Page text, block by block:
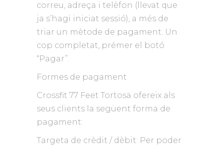
correu, adreça i telèfon (llevat que
ja s’hagi iniciat sessió), a més de
triar un mètode de pagament. Un
cop completat, prémer el botó
“Pagar”.
Formes de pagament
Crossfit 77 Feet Tortosa ofereix als
seus clients la següent forma de
pagament:
Targeta de crèdit / dèbit: Per poder